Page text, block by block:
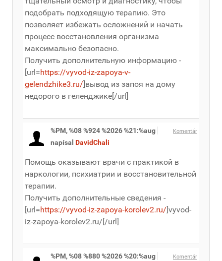
подобрать подходящую терапию. Это
позволяет избежать осложнений и начать
процесс восстановления организма
максимально безопасно.
Получить дополнительную информацию -
[url=https://vyvod-iz-zapoya-v-
gelendzhike3.ru/]вывод из запоя на дому
недорого в геленджике[/url]
Komentár
%PM, %08 %924 %2026 %21:%aug
napísal DavidChali
Помощь оказывают врачи с практикой в
наркологии, психиатрии и восстановительной
терапии.
Получить дополнительные сведения -
[url=https://vyvod-iz-zapoya-korolev2.ru/]vyvod-
iz-zapoya-korolev2.ru/[/url]
Komentár
%PM, %08 %880 %2026 %20:%aug